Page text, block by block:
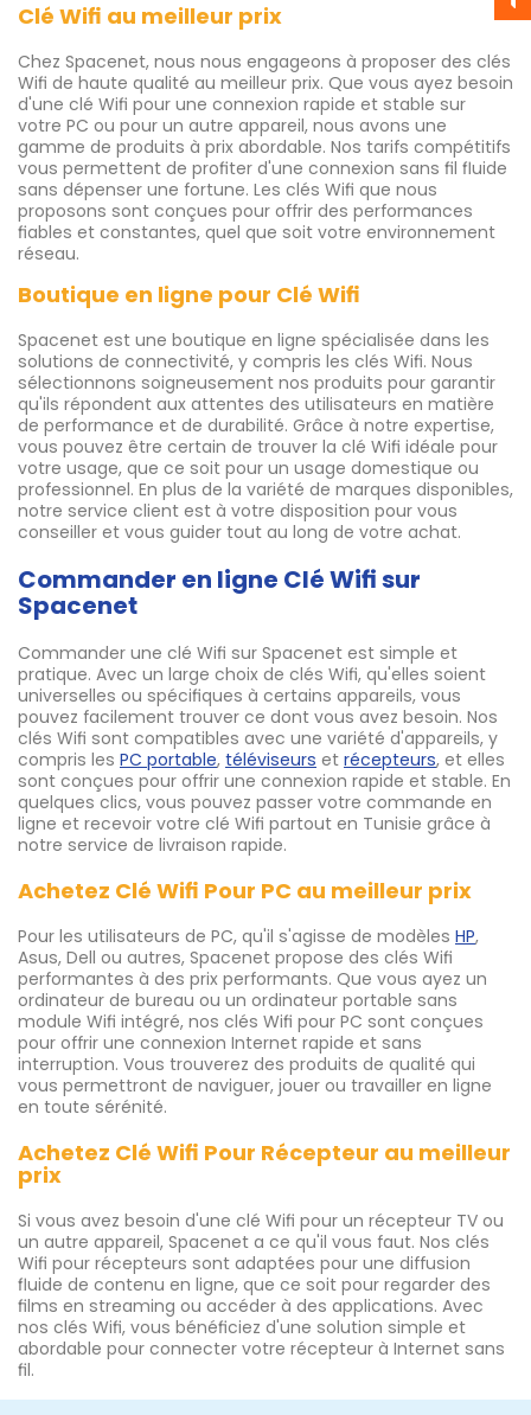
Clé Wifi au meilleur prix
Chez Spacenet, nous nous engageons à proposer des clés
Wifi de haute qualité au meilleur prix. Que vous ayez besoin
d'une clé Wifi pour une connexion rapide et stable sur
votre PC ou pour un autre appareil, nous avons une
gamme de produits à prix abordable. Nos tarifs compétitifs
vous permettent de profiter d'une connexion sans fil fluide
sans dépenser une fortune. Les clés Wifi que nous
proposons sont conçues pour offrir des performances
fiables et constantes, quel que soit votre environnement
réseau.
Boutique en ligne pour Clé Wifi
Spacenet est une boutique en ligne spécialisée dans les
solutions de connectivité, y compris les clés Wifi. Nous
sélectionnons soigneusement nos produits pour garantir
qu'ils répondent aux attentes des utilisateurs en matière
de performance et de durabilité. Grâce à notre expertise,
vous pouvez être certain de trouver la clé Wifi idéale pour
votre usage, que ce soit pour un usage domestique ou
professionnel. En plus de la variété de marques disponibles,
notre service client est à votre disposition pour vous
conseiller et vous guider tout au long de votre achat.
Commander en ligne Clé Wifi sur
Spacenet
Commander une clé Wifi sur Spacenet est simple et
pratique. Avec un large choix de clés Wifi, qu'elles soient
universelles ou spécifiques à certains appareils, vous
pouvez facilement trouver ce dont vous avez besoin. Nos
clés Wifi sont compatibles avec une variété d'appareils, y
compris les PC portable, téléviseurs et récepteurs, et elles
sont conçues pour offrir une connexion rapide et stable. En
quelques clics, vous pouvez passer votre commande en
ligne et recevoir votre clé Wifi partout en Tunisie grâce à
notre service de livraison rapide.
Achetez Clé Wifi Pour PC au meilleur prix
Pour les utilisateurs de PC, qu'il s'agisse de modèles HP,
Asus, Dell ou autres, Spacenet propose des clés Wifi
performantes à des prix performants. Que vous ayez un
ordinateur de bureau ou un ordinateur portable sans
module Wifi intégré, nos clés Wifi pour PC sont conçues
pour offrir une connexion Internet rapide et sans
interruption. Vous trouverez des produits de qualité qui
vous permettront de naviguer, jouer ou travailler en ligne
en toute sérénité.
Achetez Clé Wifi Pour Récepteur au meilleur
prix
Si vous avez besoin d'une clé Wifi pour un récepteur TV ou
un autre appareil, Spacenet a ce qu'il vous faut. Nos clés
Wifi pour récepteurs sont adaptées pour une diffusion
fluide de contenu en ligne, que ce soit pour regarder des
films en streaming ou accéder à des applications. Avec
nos clés Wifi, vous bénéficiez d'une solution simple et
abordable pour connecter votre récepteur à Internet sans
fil.